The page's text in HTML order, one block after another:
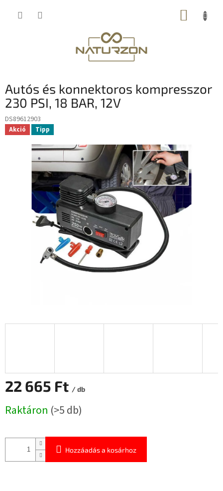
KOSÁR
Autós és konnektoros kompresszor
230 PSI, 18 BAR, 12V
DS89612903
Akció Tipp
22 665 Ft / db
Raktáron (>5 db)
Hozzáadás a kosárhoz